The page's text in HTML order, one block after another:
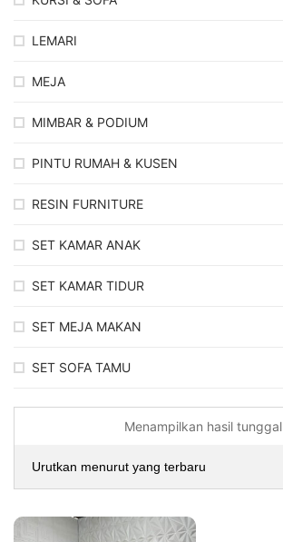
LEMARI
MEJA
MIMBAR & PODIUM
PINTU RUMAH & KUSEN
RESIN FURNITURE
SET KAMAR ANAK
SET KAMAR TIDUR
SET MEJA MAKAN
SET SOFA TAMU
Menampilkan hasil tunggal